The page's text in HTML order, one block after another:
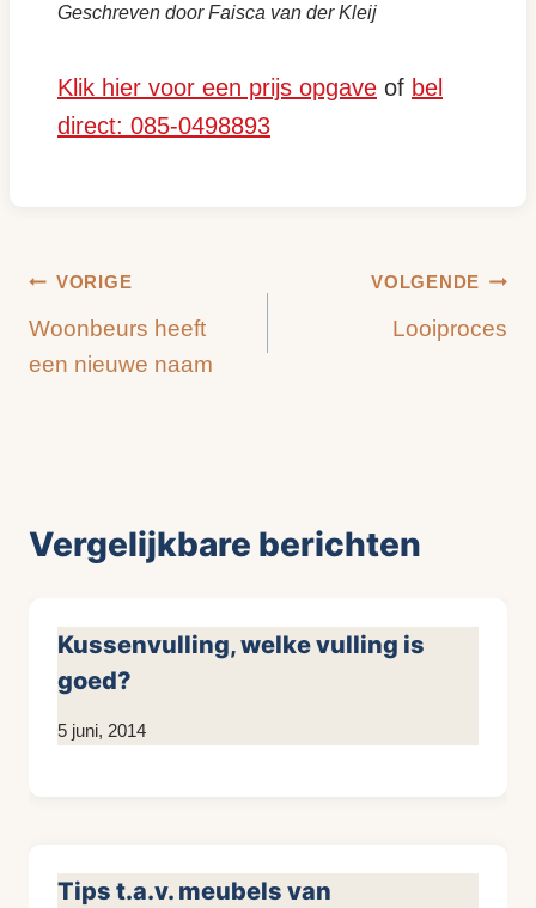
Geschreven door Faisca van der Kleij
Klik hier voor een prijs opgave of bel
direct: 085-0498893
Bericht
navigatie
VORIGE
Woonbeurs heeft
een nieuwe naam
VOLGENDE
Looiproces
Vergelijkbare berichten
Kussenvulling, welke vulling is
goed?
Door
5 juni, 2014
Tips t.a.v. meubels van